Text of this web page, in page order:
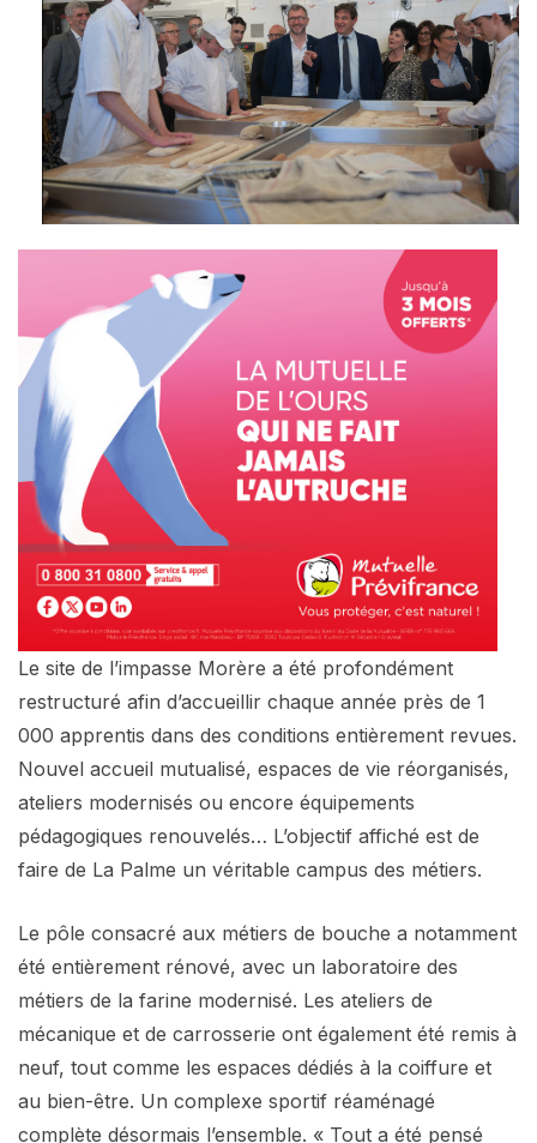
Le site de l’impasse Morère a été profondément
restructuré afin d’accueillir chaque année près de 1
000 apprentis dans des conditions entièrement revues.
Nouvel accueil mutualisé, espaces de vie réorganisés,
ateliers modernisés ou encore équipements
pédagogiques renouvelés… L’objectif affiché est de
faire de La Palme un véritable campus des métiers.
Le pôle consacré aux métiers de bouche a notamment
été entièrement rénové, avec un laboratoire des
métiers de la farine modernisé. Les ateliers de
mécanique et de carrosserie ont également été remis à
neuf, tout comme les espaces dédiés à la coiffure et
au bien-être. Un complexe sportif réaménagé
complète désormais l’ensemble. « Tout a été pensé